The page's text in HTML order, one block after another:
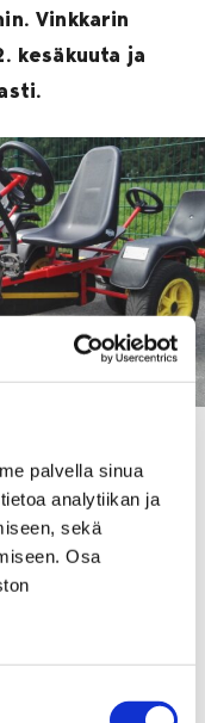
palvella sinua
analytiikan ja
sekä
Osa
Vinkkarin
kesäkuuta ja
varikko, josta
Ajovuorot
vaihtuvat